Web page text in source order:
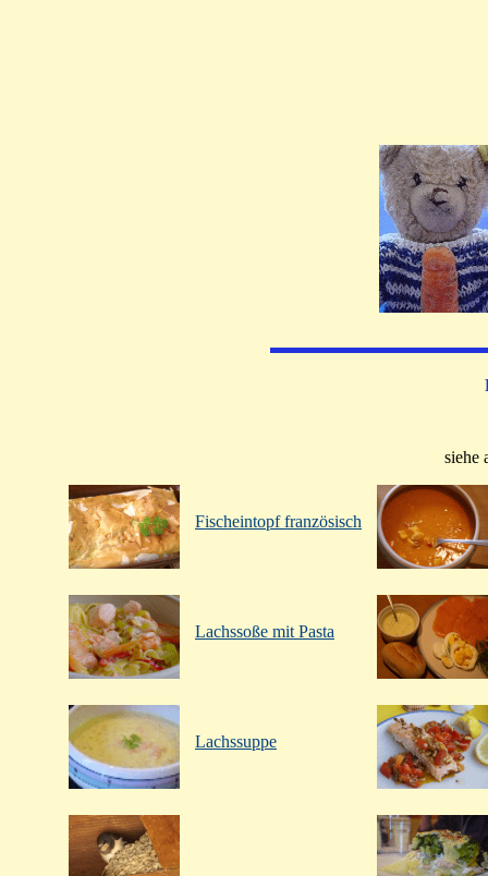
siehe
Fischeintopf französisch
Lachssoße mit Pasta
Lachssuppe